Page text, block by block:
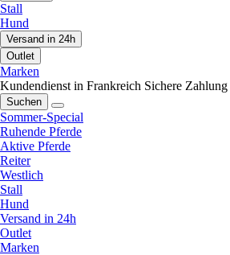
Stall
Hund
Versand in 24h
Outlet
Marken
Kundendienst in Frankreich Sichere Zahlung
Suchen
Sommer-Special
Ruhende Pferde
Aktive Pferde
Reiter
Westlich
Stall
Hund
Versand in 24h
Outlet
Marken